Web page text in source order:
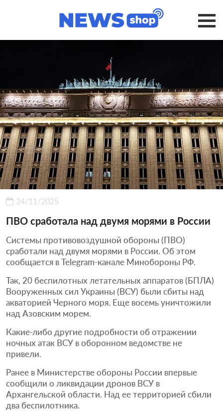
24/11/2025
ПВО сработала над двумя морями в России
Системы противовоздушной обороны (ПВО)
сработали над двумя морями в России. Об этом
сообщается в Telegram-канале Минобороны РФ.
Так, 20 беспилотных летательных аппаратов (БПЛА)
Вооруженных сил Украины (ВСУ) были сбиты над
акваторией Черного моря. Еще восемь уничтожили
над Азовским морем.
Какие-либо другие подробности об отражении
ночных атак ВСУ в оборонном ведомстве не
привели.
Ранее в Министерстве обороны России впервые
сообщили о ликвидации дронов ВСУ в
Архангельской области. Над ее территорией сбили
два беспилотника.